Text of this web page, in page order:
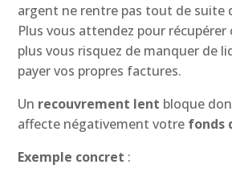
argent ne rentre pas tout de suite
Plus vous attendez pour récupérer
plus vous risquez de manquer de
payer vos propres factures.
Un recouvrement lent bloque
affecte négativement votre fonds
Exemple concret :